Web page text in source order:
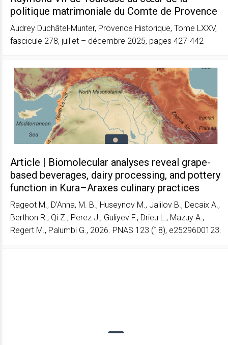
politique matrimoniale du Comte de Provence
Audrey Duchâtel-Munter, Provence Historique, Tome LXXV,
fascicule 278, juillet – décembre 2025, pages 427-442
Article | Biomolecular analyses reveal grape-
based beverages, dairy processing, and pottery
function in Kura–Araxes culinary practices
Rageot M., D’Anna, M. B., Huseynov M., Jalilov B., Decaix A.,
Berthon R., Qi Z., Perez J., Guliyev F., Drieu L., Mazuy A.,
Regert M., Palumbi G., 2026. PNAS 123 (18), e2529600123.